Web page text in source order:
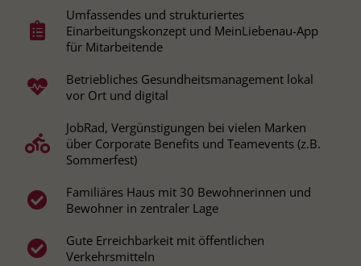
Umfassendes und strukturiertes
Einarbeitungskonzept und MeinLiebenau-App
für Mitarbeitende
Betriebliches Gesundheitsmanagement lokal
vor Ort und digital
JobRad, Vergünstigungen bei vielen Marken
über Corporate Benefits und Teamevents (z.B.
Sommerfest)
Familiäres Haus mit 30 Bewohnerinnen und
Bewohner in zentraler Lage
Gute Erreichbarkeit mit öffentlichen
Verkehrsmitteln
Zweck
Behält die Zustimmung des Benutzers
zum Cookie Opt-In
__cf_bm
Anbieter .fonts.net
30 Minuten
Zweck
This cookie, set by Cloudflare, is used to
Zweck
um die Seitenaufrufe eines Benutzers
zu speichern und in einer einzigen
Sitzungsaufzeichnung
Anbieter Google Ads
Enthält eine zufallsgenerierte User-ID.